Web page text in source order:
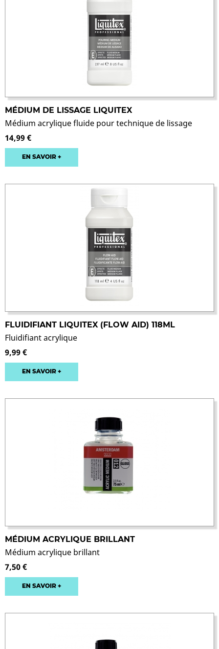
MÉDIUM DE LISSAGE LIQUITEX
Médium acrylique fluide pour technique de lissage
14,99 €
EN SAVOIR +
FLUIDIFIANT LIQUITEX (FLOW AID) 118ML
Fluidifiant acrylique
9,99 €
EN SAVOIR +
MÉDIUM ACRYLIQUE BRILLANT
Médium acrylique brillant
7,50 €
EN SAVOIR +